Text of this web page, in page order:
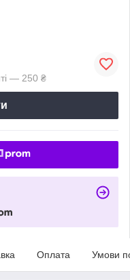
— 250 ₴
Оплата Умови